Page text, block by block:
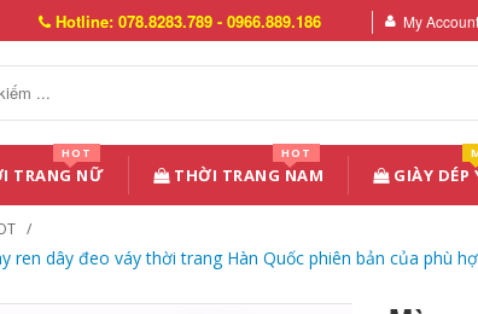
Hotline: 078.8283.789 - 0966.889.186 My Account
TRANG NỮ
HOT
THỜI TRANG NAM
HOT
GIÀY DÉP
dây đeo váy thời trang Hàn Quốc phiên bản của phù